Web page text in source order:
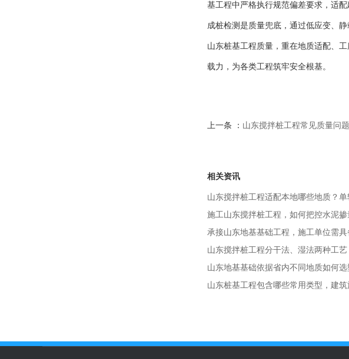
基工程中严格执行规范偏差要求，适
成桩检测是质量兜底，通过低应变、
山东桩基工程质量，重在地质适配、
载力，为各类工程筑牢安全根基。
上一条 ： 山东搅拌桩工程常见质量问
相关资讯
山东搅拌桩工程适配本地哪些地质？
施工山东搅拌桩工程，如何把控水泥
承接山东地基基础工程，施工单位需
山东搅拌桩工程分干法、湿法两种工
山东地基基础依据省内不同地质如何
山东桩基工程包含哪些常用类型，建